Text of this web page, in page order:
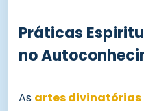
Práticas
no
As artes divinatórias